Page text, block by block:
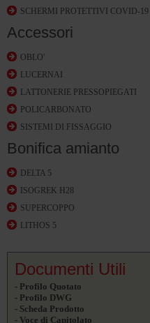
SCHERMI PROTETTIVI COVID-19
Accessori
OBLO'
LUCERNAI
LATTONERIE PRESSOPIEGATI
POLICARBONATO
SISTEMI DI FISSAGGIO
Bonifica amianto
DELTA 5
ISOGREK H28
SUPERCOPPO
LITHOS 5
Documenti Utili
- Profilo Quotato
- Profilo DWG
- Scheda Prodotto
- Voce di Capitolato